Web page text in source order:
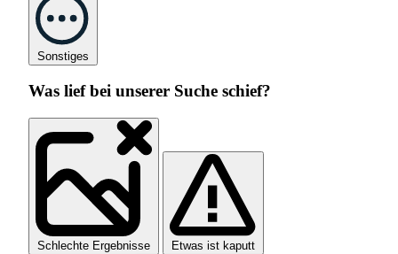
Sonstiges
Was lief bei unserer Suche schief?
Schlechte Ergebnisse Etwas ist kaputt